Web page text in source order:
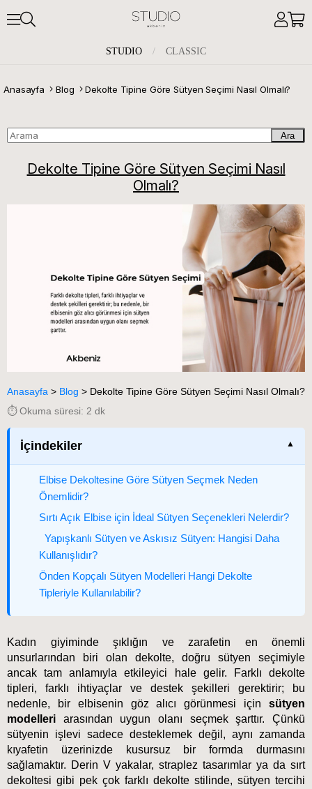
STUDIO / CLASSIC
Anasayfa Blog Dekolte Tipine Göre Sütyen Seçimi Nasıl Olmalı?
Ara
Dekolte Tipine Göre Sütyen Seçimi Nasıl
Olmalı?
Anasayfa > Blog > Dekolte Tipine Göre Sütyen Seçimi Nasıl Olmalı?
⏱️ Okuma süresi: 2 dk
İçindekiler
Elbise Dekoltesine Göre Sütyen Seçmek Neden
Önemlidir?
Sırtı Açık Elbise için İdeal Sütyen Seçenekleri Nelerdir?
Yapışkanlı Sütyen ve Askısız Sütyen: Hangisi Daha
Kullanışlıdır?
Önden Kopçalı Sütyen Modelleri Hangi Dekolte
Tipleriyle Kullanılabilir?
Kadın giyiminde şıklığın ve zarafetin en önemli
unsurlarından biri olan dekolte, doğru sütyen seçimiyle
ancak tam anlamıyla etkileyici hale gelir. Farklı dekolte
tipleri, farklı ihtiyaçlar ve destek şekilleri gerektirir; bu
nedenle, bir elbisenin göz alıcı görünmesi için sütyen
modelleri arasından uygun olanı seçmek şarttır. Çünkü
sütyenin işlevi sadece desteklemek değil, aynı zamanda
kıyafetin üzerinizde kusursuz bir formda durmasını
sağlamaktır. Derin V yakalar, straplez tasarımlar ya da sırt
dekoltesi gibi pek çok farklı dekolte stilinde, sütyen tercihi